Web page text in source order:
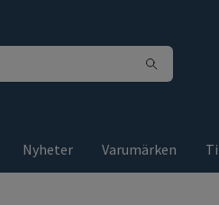
Nyheter Varumärken